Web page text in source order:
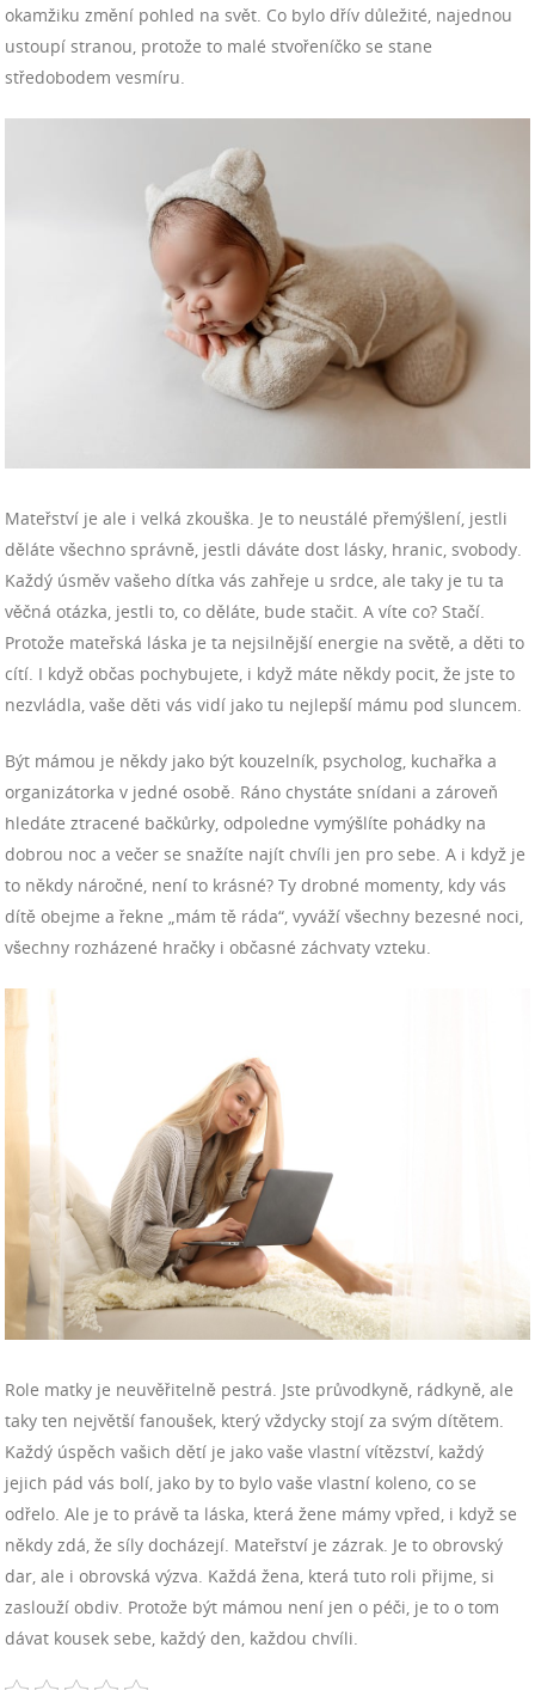
okamžiku změní pohled na svět. Co bylo dřív důležité, najednou
ustoupí stranou, protože to malé stvořeníčko se stane
středobodem vesmíru.
Mateřství je ale i velká zkouška. Je to neustálé přemýšlení, jestli
děláte všechno správně, jestli dáváte dost lásky, hranic, svobody.
Každý úsměv vašeho dítka vás zahřeje u srdce, ale taky je tu ta
věčná otázka, jestli to, co děláte, bude stačit. A víte co? Stačí.
Protože mateřská láska je ta nejsilnější energie na světě, a děti to
cítí. I když občas pochybujete, i když máte někdy pocit, že jste to
nezvládla, vaše děti vás vidí jako tu nejlepší mámu pod sluncem.
Být mámou je někdy jako být kouzelník, psycholog, kuchařka a
organizátorka v jedné osobě. Ráno chystáte snídani a zároveň
hledáte ztracené bačkůrky, odpoledne vymýšlíte pohádky na
dobrou noc a večer se snažíte najít chvíli jen pro sebe. A i když je
to někdy náročné, není to krásné? Ty drobné momenty, kdy vás
dítě obejme a řekne „mám tě ráda“, vyváží všechny bezesné noci,
všechny rozházené hračky i občasné záchvaty vzteku.
Role matky je neuvěřitelně pestrá. Jste průvodkyně, rádkyně, ale
taky ten největší fanoušek, který vždycky stojí za svým dítětem.
Každý úspěch vašich dětí je jako vaše vlastní vítězství, každý
jejich pád vás bolí, jako by to bylo vaše vlastní koleno, co se
odřelo. Ale je to právě ta láska, která žene mámy vpřed, i když se
někdy zdá, že síly docházejí. Mateřství je zázrak. Je to obrovský
dar, ale i obrovská výzva. Každá žena, která tuto roli přijme, si
zaslouží obdiv. Protože být mámou není jen o péči, je to o tom
dávat kousek sebe, každý den, každou chvíli.